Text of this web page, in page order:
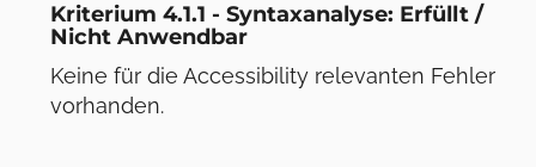
Kriterium 4.1.1 - Syntaxanalyse: Erfüllt /
Nicht Anwendbar
Keine für die Accessibility relevanten Fehler
vorhanden.